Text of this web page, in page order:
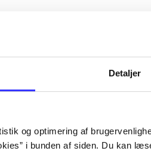
Detaljer
og optimering af
i bunden af siden. Du kan